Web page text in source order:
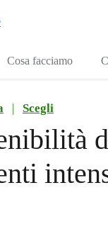
Cosa facciamo
| Scegli